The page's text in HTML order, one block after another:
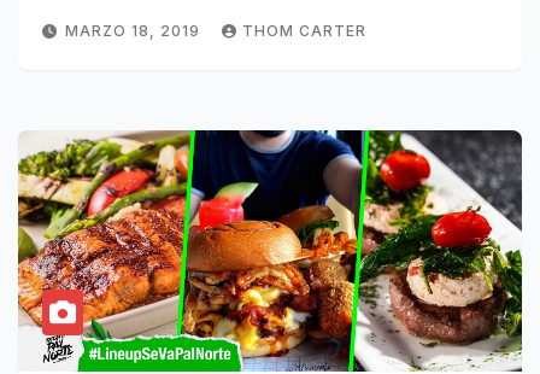
MARZO 18, 2019 THOM CARTER